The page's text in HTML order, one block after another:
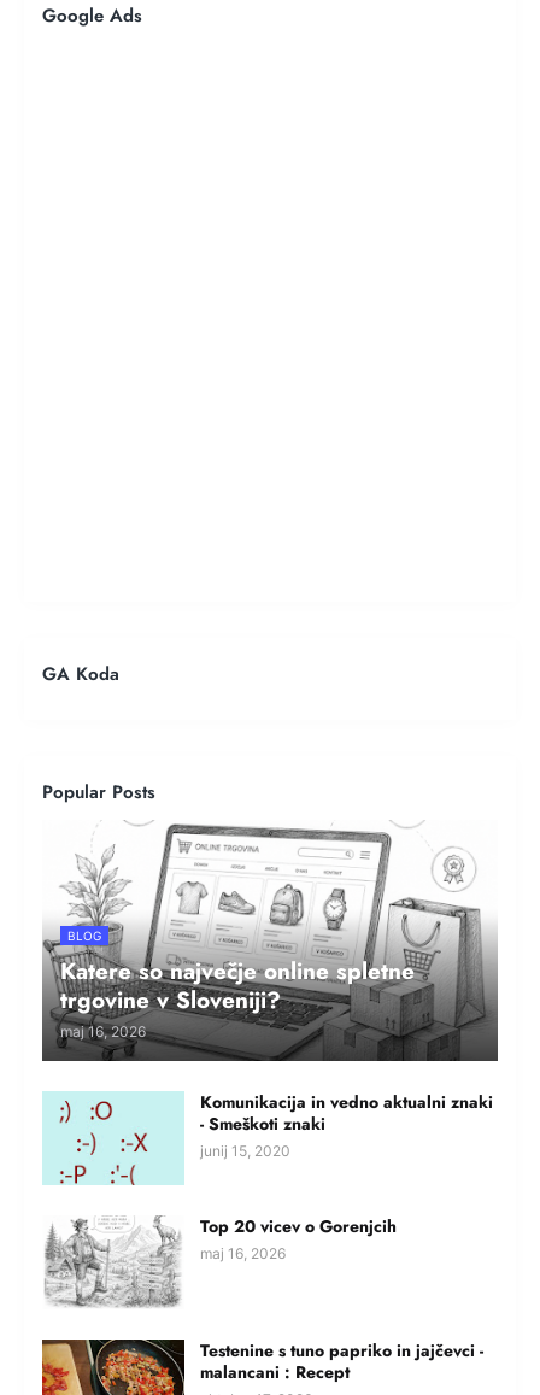
Google Ads
GA Koda
Popular Posts
BLOG
Katere so največje online spletne
trgovine v Sloveniji?
maj 16, 2026
Komunikacija in vedno aktualni znaki
- Smeškoti znaki
junij 15, 2020
Top 20 vicev o Gorenjcih
maj 16, 2026
Testenine s tuno papriko in jajčevci -
malancani : Recept